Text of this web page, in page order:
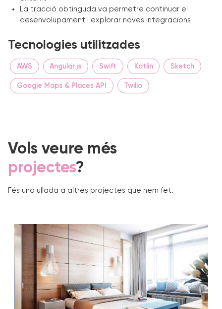
La tracció obtinguda va permetre continuar el
desenvolupament i explorar noves integracions
Tecnologies utilitzades
AWS Angular.js Swift Kotlin Sketch
Google Maps & Places API Twilio
Vols veure més
projectes?
Fés una ullada a altres projectes que hem fet.